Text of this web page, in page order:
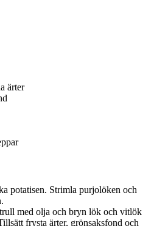
ärter
potatisen. Strimla purjolöken och
med olja och bryn lök och vitlök
frysta ärter, grönsaksfond och